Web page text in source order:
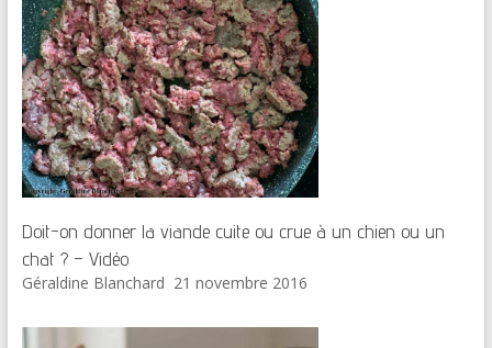
Doit-on donner la viande cuite ou crue à un chien ou un
chat ? – Vidéo
Géraldine Blanchard 21 novembre 2016